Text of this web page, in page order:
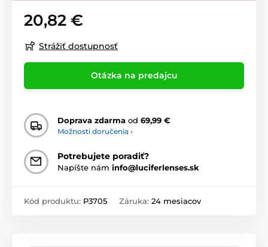
20,82 €
Strážiť dostupnosť
Otázka na predajcu
Doprava zdarma od 69,99 €
Možnosti doručenia ›
Potrebujete poradiť?
Napíšte nám info@luciferlenses.sk
Kód produktu: P3705 Záruka: 24 mesiacov